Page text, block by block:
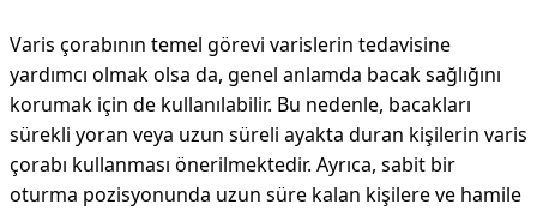
Varis çorabının temel görevi varislerin tedavisine
yardımcı olmak olsa da, genel anlamda bacak sağlığını
korumak için de kullanılabilir. Bu nedenle, bacakları
sürekli yoran veya uzun süreli ayakta duran kişilerin varis
çorabı kullanması önerilmektedir. Ayrıca, sabit bir
oturma pozisyonunda uzun süre kalan kişilere ve hamile